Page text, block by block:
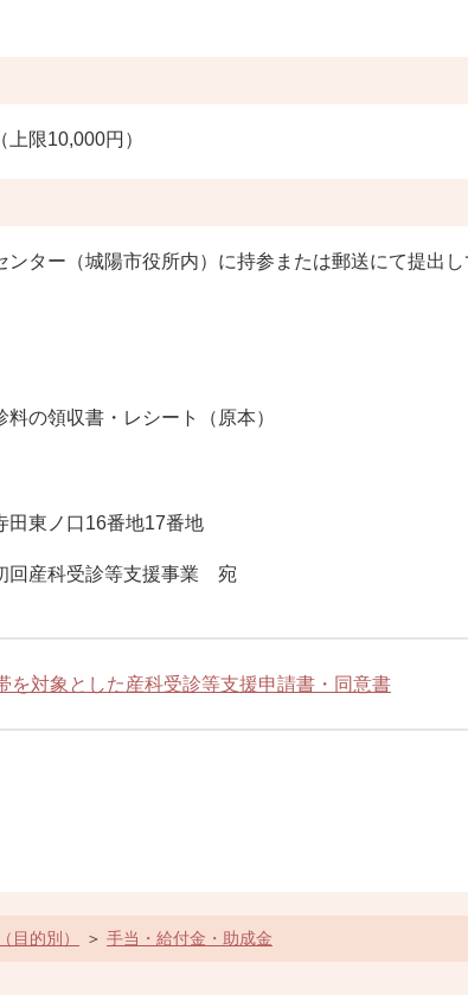
限10,000円）
ター（城陽市役所内）に持参または郵送にて提出し
の領収書・レシート（原本）
東ノ口16番地17番地
回産科受診等支援事業 宛
を対象とした産科受診等支援申請書・同意書
目的別） 手当・給付金・助成金